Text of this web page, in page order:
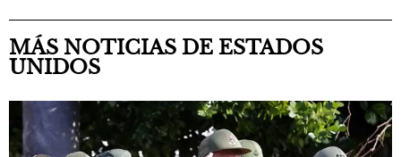
MÁS NOTICIAS DE ESTADOS
UNIDOS